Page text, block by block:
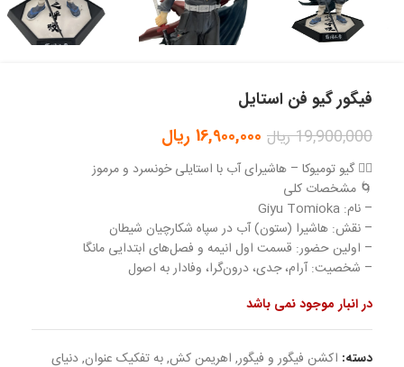
فیگور گیو فن استایل
19,900,000ریال 16,900,000 ریال
🧍‍♂️ گیو تو‌میوکا – هاشیرای آب با استایلی خونسرد و مرموز
🌀 مشخصات کلی
– نام: Giyu Tomioka
– نقش: هاشیرا (ستون) آب در سپاه شکارچیان شیطان
– اولین حضور: قسمت اول انیمه و فصل‌های ابتدایی مانگا
– شخصیت: آرام، جدی، درون‌گرا، وفادار به اصول
در انبار موجود نمی باشد
دسته: اکشن فیگور و فیگور, اهریمن کش,به تفکیک عنوان,دنیای